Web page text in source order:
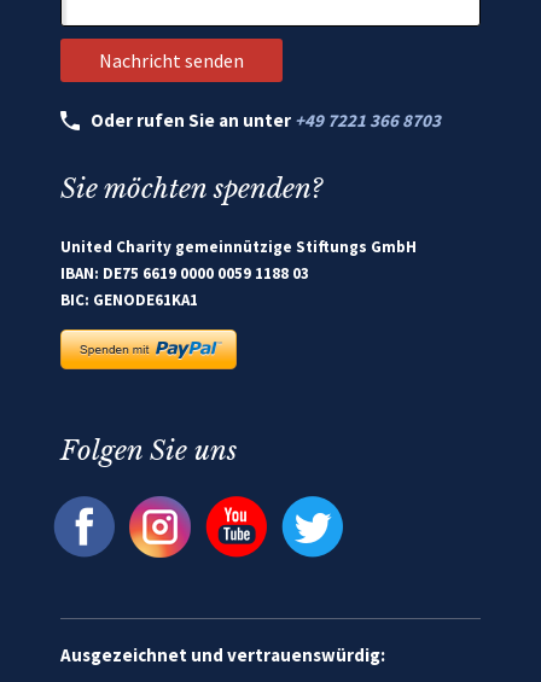
Oder rufen Sie an unter +49 7221 366 8703
Sie möchten spenden?
United Charity gemeinnützige Stiftungs GmbH
IBAN: DE75 6619 0000 0059 1188 03
BIC: GENODE61KA1
Folgen Sie uns
Ausgezeichnet und vertrauenswürdig: